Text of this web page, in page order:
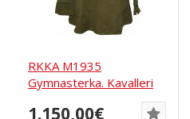
RKKA M1935
Gymnasterka. Kavalleri
1.150,00€